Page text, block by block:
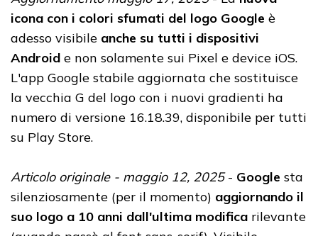
icona con i colori sfumati del logo Google è
adesso visibile anche su tutti i dispositivi
Android e non solamente sui Pixel e device iOS.
L'app Google stabile aggiornata che sostituisce
la vecchia G del logo con i nuovi gradienti ha
numero di versione 16.18.39, disponibile per tutti
su Play Store.
Articolo originale - maggio 12, 2025- Google sta
silenziosamente (per il momento) aggiornando il
suo logo a 10 anni dall'ultima modifica rilevante